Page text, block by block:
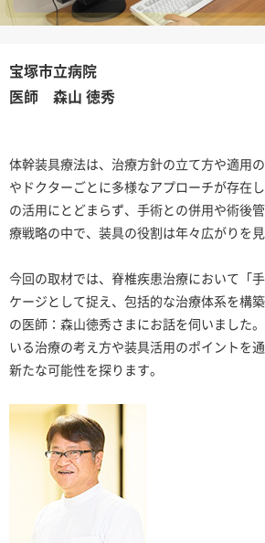
宝塚市立病院
医師 森山 徳秀
体幹装具療法は、治療方針の立て方や適用
やドクターごとに多様なアプローチが存在
の活用にとどまらず、手術との併用や術後
療戦略の中で、装具の役割は年々広がりを見
今回の取材では、脊椎疾患治療において「
ケージとして捉え、包括的な治療体系を構
の医師：森山徳秀さまにお話を伺いました
いる治療の考え方や装具活用のポイントを
新たな可能性を探ります。